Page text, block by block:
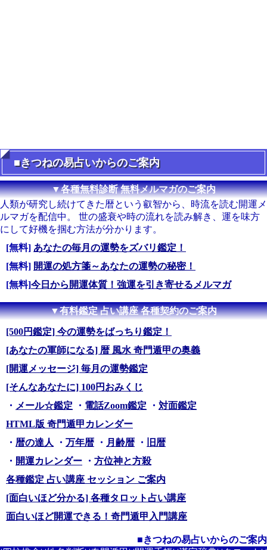
■きつねの易占いからのご案内
▼各種無料診断 無料メルマガのご案内
人類が研究し続けてきた暦という叡智から、時流を読む開運メ
ルマガを配信中。 世の盛衰や時の流れを読み解き、運を味方
にして好機を掴む方法が分かります。
[無料] あなたの毎月の運勢をズバリ鑑定！
[無料] 開運の処方箋～あなたの運勢の秘密！
[無料]今日から開運体質！強運を引き寄せるメルマガ
▼有料鑑定 占い講座 各種契約のご案内
[500円鑑定] 今の運勢をばっちり鑑定！
[あなたの軍師になる] 暦 風水 奇門遁甲の奥義
[開運メッセージ] 毎月の運勢鑑定
[そんなあなたに] 100円おみくじ
・ メール☆鑑定 ・ 電話Zoom鑑定 ・ 対面鑑定
HTML版 奇門遁甲カレンダー
・ 暦の達人 ・ 万年暦 ・ 月齢暦 ・
旧暦
・ 開運カレンダー ・ 方位神と方殺
各種鑑定 占い講座 セッション ご案内
[面白いほど分かる] 各種タロット占い講座
面白いほど開運できる！奇門遁甲入門講座
■きつねの易占いからのご案内